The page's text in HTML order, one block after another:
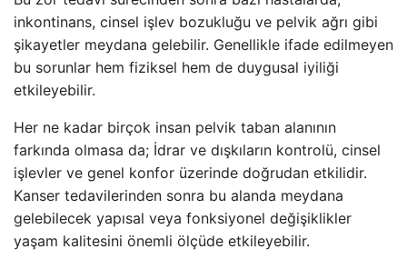
inkontinans, cinsel işlev bozukluğu ve pelvik ağrı gibi
şikayetler meydana gelebilir. Genellikle ifade edilmeyen
bu sorunlar hem fiziksel hem de duygusal iyiliği
etkileyebilir.
Her ne kadar birçok insan pelvik taban alanının
farkında olmasa da; İdrar ve dışkıların kontrolü, cinsel
işlevler ve genel konfor üzerinde doğrudan etkilidir.
Kanser tedavilerinden sonra bu alanda meydana
gelebilecek yapısal veya fonksiyonel değişiklikler
yaşam kalitesini önemli ölçüde etkileyebilir.